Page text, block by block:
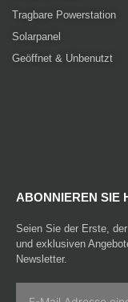
Tragbare Powerstation
Solarpanel
Geöffnet & Unbenutzt
ABONNIEREN SIE
Seien Sie der Erste,
und exklusiven
Newsletter.